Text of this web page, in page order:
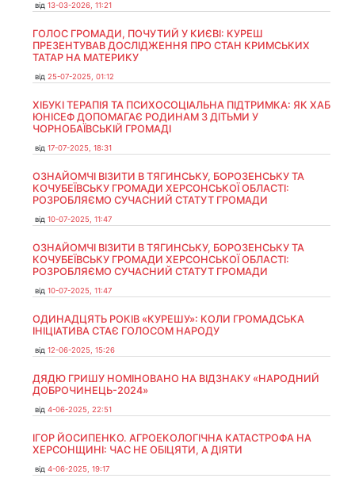
від 13-03-2026, 11:21
ГОЛОС ГРОМАДИ, ПОЧУТИЙ У КИЄВІ: КУРЕШ
ПРЕЗЕНТУВАВ ДОСЛІДЖЕННЯ ПРО СТАН КРИМСЬКИХ
ТАТАР НА МАТЕРИКУ
від 25-07-2025, 01:12
ХІБУКІ ТЕРАПІЯ ТА ПСИХОСОЦІАЛЬНА ПІДТРИМКА: ЯК ХАБ
ЮНІСЕФ ДОПОМАГАЄ РОДИНАМ З ДІТЬМИ У
ЧОРНОБАЇВСЬКІЙ ГРОМАДІ
від 17-07-2025, 18:31
ОЗНАЙОМЧІ ВІЗИТИ В ТЯГИНСЬКУ, БОРОЗЕНСЬКУ ТА
КОЧУБЕЇВСЬКУ ГРОМАДИ ХЕРСОНСЬКОЇ ОБЛАСТІ:
РОЗРОБЛЯЄМО СУЧАСНИЙ СТАТУТ ГРОМАДИ
від 10-07-2025, 11:47
ОЗНАЙОМЧІ ВІЗИТИ В ТЯГИНСЬКУ, БОРОЗЕНСЬКУ ТА
КОЧУБЕЇВСЬКУ ГРОМАДИ ХЕРСОНСЬКОЇ ОБЛАСТІ:
РОЗРОБЛЯЄМО СУЧАСНИЙ СТАТУТ ГРОМАДИ
від 10-07-2025, 11:47
ОДИНАДЦЯТЬ РОКІВ «КУРЕШУ»: КОЛИ ГРОМАДСЬКА
ІНІЦІАТИВА СТАЄ ГОЛОСОМ НАРОДУ
від 12-06-2025, 15:26
ДЯДЮ ГРИШУ НОМІНОВАНО НА ВІДЗНАКУ «НАРОДНИЙ
ДОБРОЧИНЕЦЬ-2024»
від 4-06-2025, 22:51
ІГОР ЙОСИПЕНКО. АГРОЕКОЛОГІЧНА КАТАСТРОФА НА
ХЕРСОНЩИНІ: ЧАС НЕ ОБІЦЯТИ, А ДІЯТИ
від 4-06-2025, 19:17